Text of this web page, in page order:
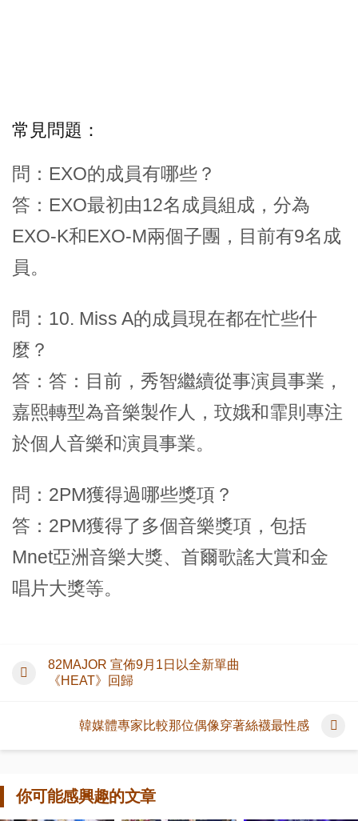
常見問題：
問：EXO的成員有哪些？
答：EXO最初由12名成員組成，分為
EXO-K和EXO-M兩個子團，目前有9名成
員。
問：10. Miss A的成員現在都在忙些什
麼？
答：答：目前，秀智繼續從事演員事業，
嘉熙轉型為音樂製作人，玟娥和霏則專注
於個人音樂和演員事業。
問：2PM獲得過哪些獎項？
答：2PM獲得了多個音樂獎項，包括
Mnet亞洲音樂大獎、首爾歌謠大賞和金
唱片大獎等。
82MAJOR 宣佈9月1日以全新單曲
《HEAT》回歸
韓媒體專家比較那位偶像穿著絲襪最性感
你可能感興趣的文章